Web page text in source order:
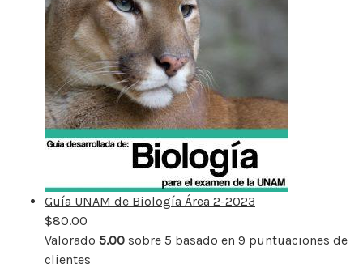
Guía UNAM de Biología Área 2-2023
$80.00
Valorado 5.00 sobre 5 basado en 9 puntuaciones de
clientes